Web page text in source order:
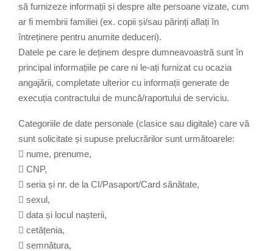
să furnizeze informații și despre alte persoane vizate, cum
ar fi membrii familiei (ex. copii și/sau părinți aflați în
întreținere pentru anumite deduceri).
Datele pe care le deținem despre dumneavoastră sunt în
principal informațiile pe care ni le-ați furnizat cu ocazia
angajării, completate ulterior cu informații generate de
execuția contractului de muncă/raportului de serviciu.
Categoriile de date personale (clasice sau digitale) care vă
sunt solicitate și supuse prelucrărilor sunt următoarele:
 nume, prenume,
 CNP,
 seria și nr. de la CI/Pasaport/Card sănătate,
 sexul,
 data și locul nașterii,
 cetățenia,
 semnătura,